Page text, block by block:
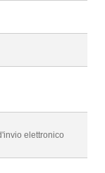
elettronico